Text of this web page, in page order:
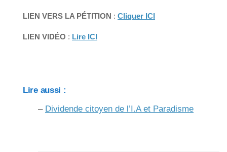
LIEN VERS LA PÉTITION : Cliquer ICI
LIEN VIDÉO : Lire ICI
Lire aussi :
– Dividende citoyen de l’I.A et Paradisme